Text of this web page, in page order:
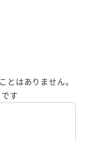
とはありません。
す